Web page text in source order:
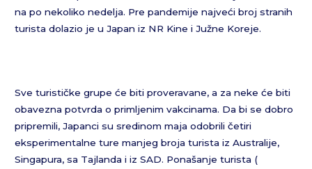
na po nekoliko nedelja. Pre pandemije najveći broj stranih
turista dolazio je u Japan iz NR Kine i Južne Koreje.
Sve turističke grupe će biti proveravane, a za neke će biti
obavezna potvrda o primljenim vakcinama. Da bi se dobro
pripremili, Japanci su sredinom maja odobrili četiri
eksperimentalne ture manjeg broja turista iz Australije,
Singapura, sa Tajlanda i iz SAD. Ponašanje turista (